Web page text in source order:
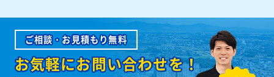
ご相談・お見積もり無料
お気軽にお問い合わせを！